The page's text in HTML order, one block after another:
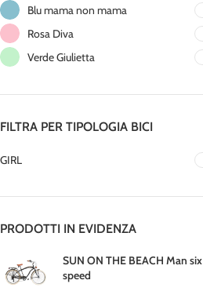
Blu mama non mama
Rosa Diva
Verde Giulietta
FILTRA PER TIPOLOGIA BICI
GIRL
PRODOTTI IN EVIDENZA
SUN ON THE BEACH Man six
speed